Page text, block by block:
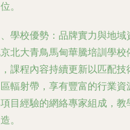
。
學校優勢：品牌實力與地域
北大青鳥馬甸華騰培訓學
課程內容持續更新以匹配
輻射帶，享有豐富的行業
目經驗的網絡專家組成，
。